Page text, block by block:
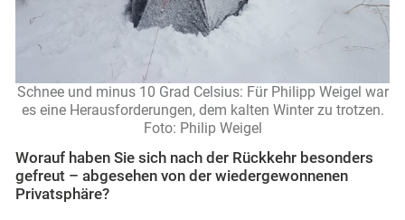
Schnee und minus 10 Grad Celsius: Für Philipp Weigel war
es eine Herausforderungen, dem kalten Winter zu trotzen.
Foto: Philip Weigel
Worauf haben Sie sich nach der Rückkehr besonders
gefreut – abgesehen von der wiedergewonnenen
Privatsphäre?